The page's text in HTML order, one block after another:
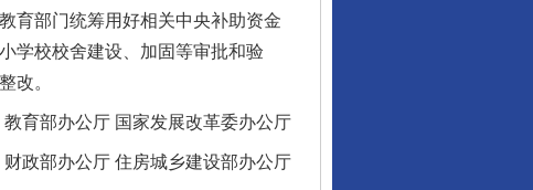
部门统筹用好相关中央补助资金
学校校舍建设、加固等审批和验
改。
部办公厅 国家发展改革委办公厅
部办公厅 住房城乡建设部办公厅